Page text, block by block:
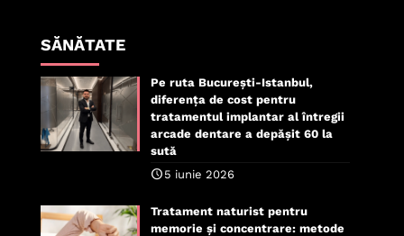
SĂNĂTATE
Pe ruta București-Istanbul,
diferența de cost pentru
tratamentul implantar al întregii
arcade dentare a depășit 60 la
sută
5 iunie 2026
Tratament naturist pentru
memorie și concentrare: metode